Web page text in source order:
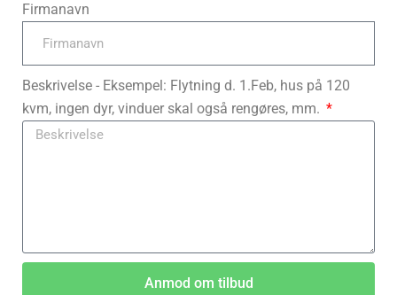
Firmanavn
Beskrivelse - Eksempel: Flytning d. 1.Feb, hus på 120
kvm, ingen dyr, vinduer skal også rengøres, mm.
Anmod om tilbud